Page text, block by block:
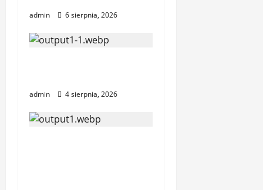
admin 6 sierpnia, 2026
admin 4 sierpnia, 2026